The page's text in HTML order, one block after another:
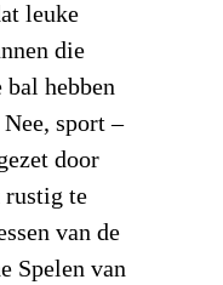
leuke
die
bal hebben
sport –
door
te
van de
Spelen van